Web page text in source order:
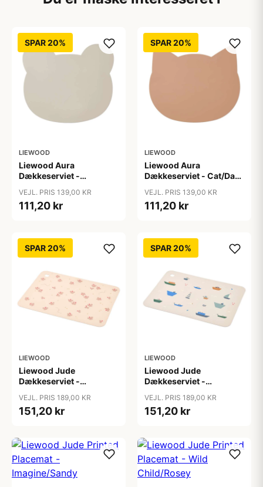
SPAR 20%
LIEWOOD
Liewood Aura
Dækkeserviet -
VEJL. PRIS 139,00 KR
111,20 kr
SPAR 20%
LIEWOOD
Liewood Aura
Dækkeserviet - Cat/Dark
VEJL. PRIS 139,00 KR
111,20 kr
SPAR 20%
LIEWOOD
Liewood Jude
Dækkeserviet -
VEJL. PRIS 189,00 KR
151,20 kr
SPAR 20%
LIEWOOD
Liewood Jude
Dækkeserviet -
VEJL. PRIS 189,00 KR
151,20 kr